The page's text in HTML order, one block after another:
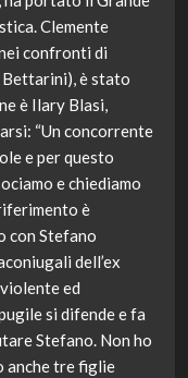
Clemente
confronti di
Bettarini), è stato
è Ilary Blasi,
“Un concorrente
e per questo
e chiediamo
è
con Stefano
dell’ex
ed
si difende e fa
Stefano. Non ho
anche tre figlie